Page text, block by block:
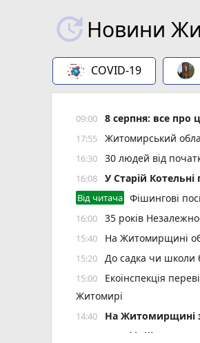
Новини
COVID-19
09:00 8 серпня: все про
17:55 Житомирський
16:30 30 людей від
16:08 У Старій
Від читача Фішингові
16:00 35 років
15:40 На Житомирщині
15:20 До садка чи школи
15:00
Екоінспекція
Житомирі
14:40 Н️а Житомирщині
На офіційних